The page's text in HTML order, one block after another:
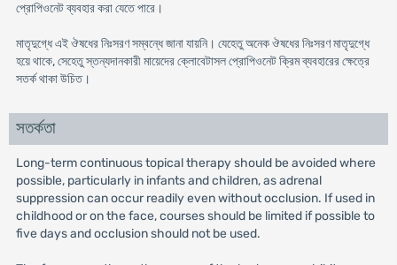
প্রোপিওনেট ব্যবহার করা যেতে পারে।
মাতৃদুগ্ধে এই ঔষধের নিঃসরণ সম্বন্ধে জানা যায়নি। যেহেতু অনেক ঔষধের নিঃসরণ মাতৃদুগ্ধে
হয়ে থাকে, সেহেতু স্তন্যদানকারী মায়েদের ক্লোবেটাসল প্রোপিওনেট ক্রিম ব্যবহারের ক্ষেত্রে
সতর্ক থাকা উচিত।
সতর্কতা
Long-term continuous topical therapy should be avoided where
possible, particularly in infants and children, as adrenal
suppression can occur readily even without occlusion. If used in
childhood or on the face, courses should be limited if possible to
five days and occlusion should not be used.